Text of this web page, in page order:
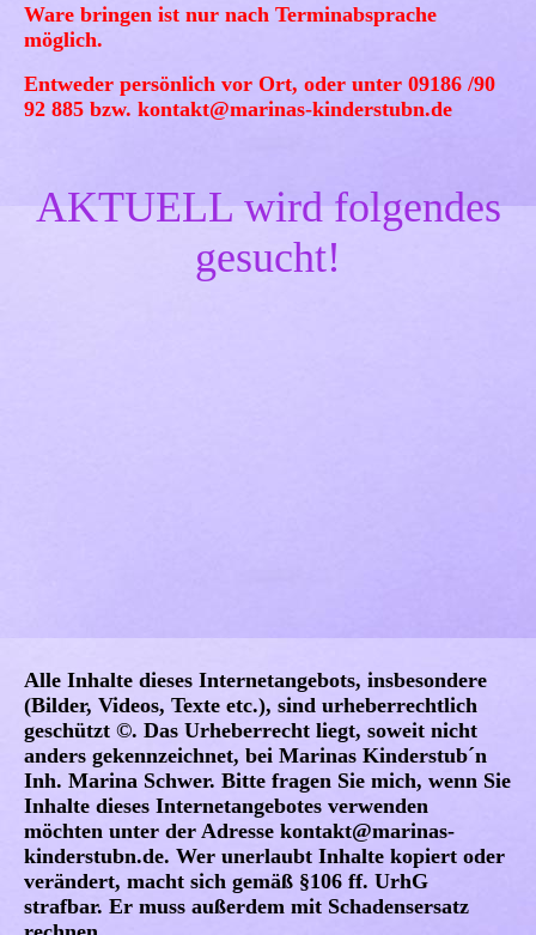
Ware bringen ist nur nach Terminabsprache
möglich.
Entweder persönlich vor Ort, oder unter 09186 /90
92 885 bzw. kontakt@marinas-kinderstubn.de
AKTUELL wird folgendes
gesucht!
Alle Inhalte dieses Internetangebots, insbesondere
(Bilder, Videos, Texte etc.), sind urheberrechtlich
geschützt ©. Das Urheberrecht liegt, soweit nicht
anders gekennzeichnet, bei Marinas Kinderstub´n
Inh. Marina Schwer. Bitte fragen Sie mich, wenn Sie
Inhalte dieses Internetangebotes verwenden
möchten unter der Adresse kontakt@marinas-
kinderstubn.de. Wer unerlaubt Inhalte kopiert oder
verändert, macht sich gemäß §106 ff. UrhG
strafbar. Er muss außerdem mit Schadensersatz